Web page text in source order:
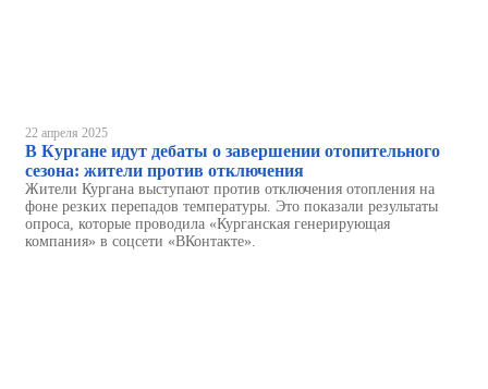
22 апреля 2025
В Кургане идут дебаты о завершении отопительного
сезона: жители против отключения
Жители Кургана выступают против отключения отопления на
фоне резких перепадов температуры. Это показали результаты
опроса, которые проводила «Курганская генерирующая
компания» в соцсети «ВКонтакте».